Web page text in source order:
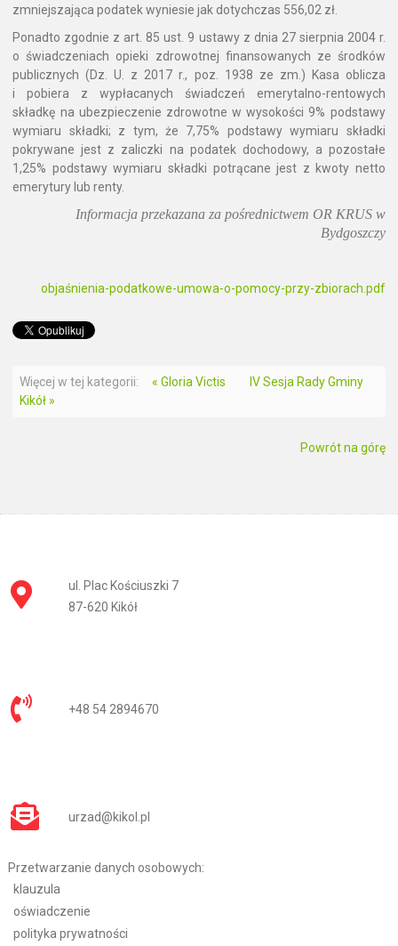
zmniejszająca podatek wyniesie jak dotychczas 556,02 zł.
Ponadto zgodnie z art. 85 ust. 9 ustawy z dnia 27 sierpnia 2004 r.
o świadczeniach opieki zdrowotnej finansowanych ze środków
publicznych (Dz. U. z 2017 r., poz. 1938 ze zm.) Kasa oblicza
i pobiera z wypłacanych świadczeń emerytalno-rentowych
składkę na ubezpieczenie zdrowotne w wysokości 9% podstawy
wymiaru składki; z tym, że 7,75% podstawy wymiaru składki
pokrywane jest z zaliczki na podatek dochodowy, a pozostałe
1,25% podstawy wymiaru składki potrącane jest z kwoty netto
emerytury lub renty.
Informacja przekazana za pośrednictwem OR KRUS w
Bydgoszczy
objaśnienia-podatkowe-umowa-o-pomocy-przy-zbiorach.pdf
Więcej w tej kategorii: « Gloria Victis
IV Sesja Rady Gminy
Kikół »
Powrót na górę
ul. Plac Kościuszki 7
87-620 Kikół
+48 54 2894670
urzad@kikol.pl
Przetwarzanie danych osobowych:
klauzula
oświadczenie
polityka prywatności